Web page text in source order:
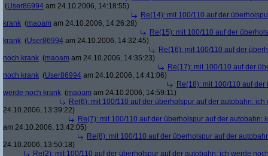
(User86994 am 24.10.2006, 14:18:55)
Re(14): mit 100/110 auf der
krank (maoam am 24.10.2006, 14:26:28)
Re(15): mit 100/110 auf der
krank (User86994 am 24.10.2006, 14:32:45)
Re(16): mit 100/110 auf der
noch krank (maoam am 24.10.2006, 14:35:23)
Re(17): mit 100/110 auf der
noch krank (User86994 am 24.10.2006, 14:41:06)
Re(18): mit 100/110 auf
werde noch krank (maoam am 24.10.2006, 14:59:11)
Re(6): mit 100/110 auf der überholspur auf der autobahn:
24.10.2006, 13:39:22)
Re(7): mit 100/110 auf der überholspur auf der autobahn:
am 24.10.2006, 13:42:05)
Re(8): mit 100/110 auf der überholspur auf der
24.10.2006, 13:50:18)
Re(2): mit 100/110 auf der überholspur auf der autobahn: ich werde